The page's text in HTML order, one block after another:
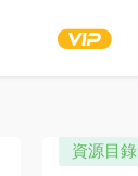
資源目錄